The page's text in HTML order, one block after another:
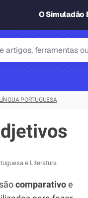
O Simuladão
de Casa
Bibliográficas
PORTUGUESA
e Literatura
comparativo e